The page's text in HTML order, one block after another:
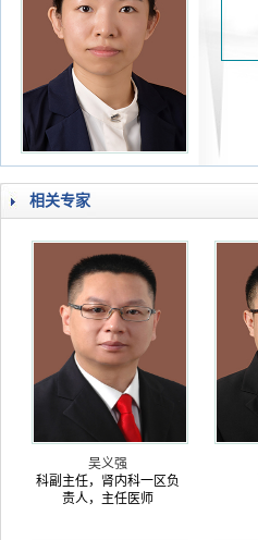
相关专家
吴义强
科副主任，肾内科一区负
责人，主任医师